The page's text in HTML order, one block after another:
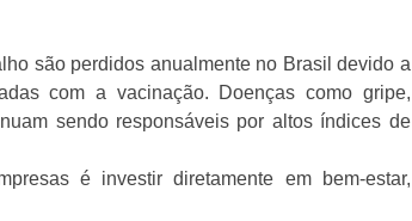
são perdidos anualmente no Brasil devido a
com a vacinação. Doenças como gripe,
sendo responsáveis por altos índices de
é investir diretamente em bem-estar,